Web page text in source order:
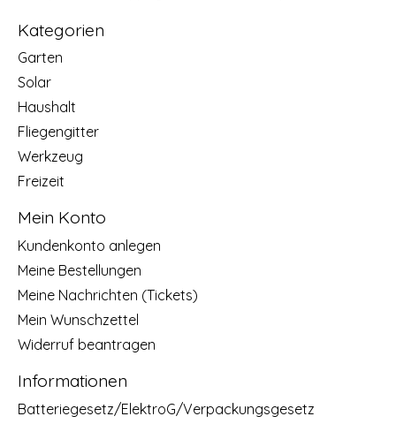
Kategorien
Garten
Solar
Haushalt
Fliegengitter
Werkzeug
Freizeit
Mein Konto
Kundenkonto anlegen
Meine Bestellungen
Meine Nachrichten (Tickets)
Mein Wunschzettel
Widerruf beantragen
Informationen
Batteriegesetz/ElektroG/Verpackungsgesetz